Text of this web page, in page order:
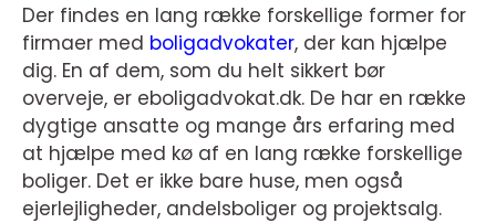
Der findes en lang række forskellige former for
firmaer med boligadvokater, der kan hjælpe
dig. En af dem, som du helt sikkert bør
overveje, er eboligadvokat.dk. De har en række
dygtige ansatte og mange års erfaring med
at hjælpe med kø af en lang række forskellige
boliger. Det er ikke bare huse, men også
ejerlejligheder, andelsboliger og projektsalg.